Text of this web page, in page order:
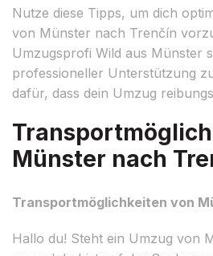
Nutze diese Tipps, um dich
von Münster nach Trenčín
Umzugsprofi Wild aus Münster
professioneller Unterstützung
dafür, dass dein Umzug
Münster nach
Transportmöglichkeiten von
Hallo du! Steht ein Umzug von